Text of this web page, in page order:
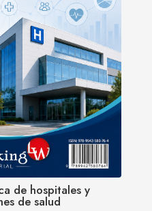
de hospitales y
de salud